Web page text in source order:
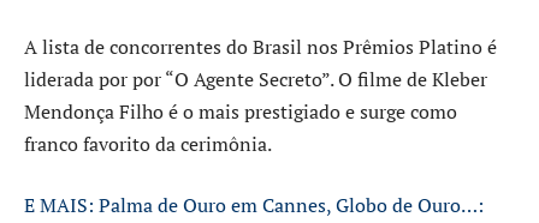
A lista de concorrentes do Brasil nos Prêmios Platino é
liderada por por “O Agente Secreto”. O filme de Kleber
Mendonça Filho é o mais prestigiado e surge como
franco favorito da cerimônia.
E MAIS: Palma de Ouro em Cannes, Globo de Ouro…: